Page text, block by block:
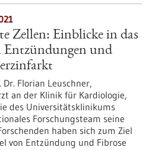
Zellen: Einblicke in das
Entzündungen und
Florian Leuschner,
an der Klinik für Kardiologie,
des Universitätsklinikums
Forschungsteam seine
haben sich zum Ziel
von Entzündung und Fibrose